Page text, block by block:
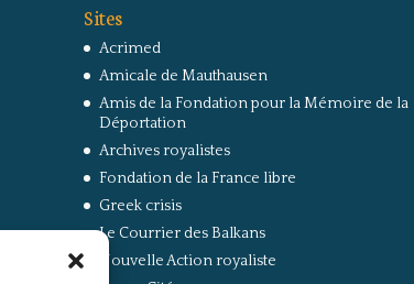
Sites
Acrimed
Amicale de Mauthausen
Amis de la Fondation pour la Mémoire de la
Déportation
Archives royalistes
Fondation de la France libre
Greek crisis
Le Courrier des Balkans
Nouvelle Action royaliste